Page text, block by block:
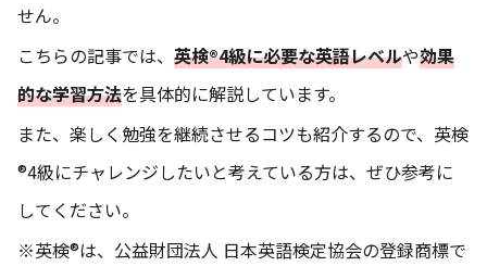
せん。
こちらの記事では、 英検®4級に必要な英語レベルや効果
的な学習方法を具体的に解説しています。
また、楽しく勉強を継続させるコツも紹介するので、英検
®4級にチャレンジしたいと考えている方は、ぜひ参考に
してください。
※英検®は、公益財団法人 日本英語検定協会の登録商標で